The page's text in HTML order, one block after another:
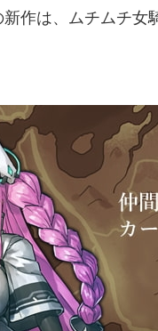
新作は、ムチムチ女